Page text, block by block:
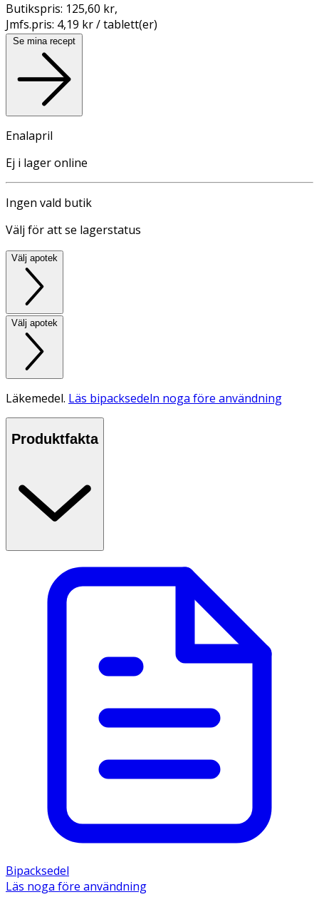
Butikspris: 125,60 kr,
Jmfs.pris: 4,19 kr / tablett(er)
Se mina recept
Enalapril
Ej i lager online
Ingen vald butik
Välj för att se lagerstatus
Välj apotek
Välj apotek
Läkemedel. Läs bipacksedeln noga före användning
Produktfakta
Bipacksedel
Läs noga före användning